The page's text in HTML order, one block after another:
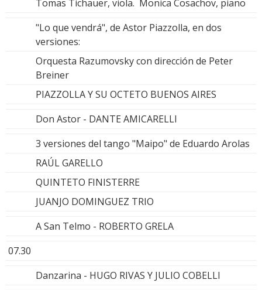
Tomas Tichauer, viola. Monica Cosachov, piano
"Lo que vendrá", de Astor Piazzolla, en dos
versiones:
Orquesta Razumovsky con dirección de Peter
Breiner
PIAZZOLLA Y SU OCTETO BUENOS AIRES
Don Astor - DANTE AMICARELLI
3 versiones del tango "Maipo" de Eduardo Arolas
RAÚL GARELLO
QUINTETO FINISTERRE
JUANJO DOMINGUEZ TRIO
A San Telmo - ROBERTO GRELA
07.30
Danzarina - HUGO RIVAS Y JULIO COBELLI